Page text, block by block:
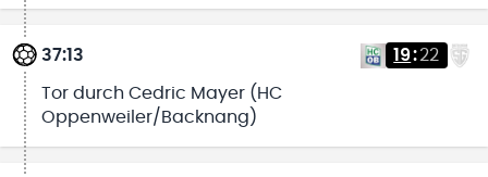
37:13 19:22
Tor durch Cedric Mayer (HC
Oppenweiler/Backnang)